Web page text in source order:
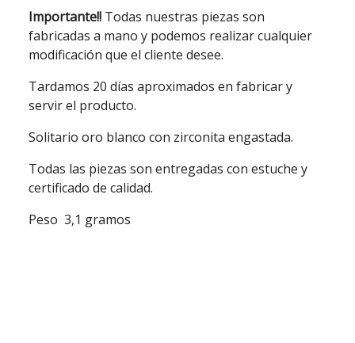
Importante!!Todas nuestras piezas son
fabricadas a mano y podemos realizar cualquier
modificación que el cliente desee.
Tardamos 20 días aproximados en fabricar y
servir el producto.
Solitario oro blanco con zirconita engastada.
Todas las piezas son entregadas con estuche y
certificado de calidad.
Peso 3,1 gramos